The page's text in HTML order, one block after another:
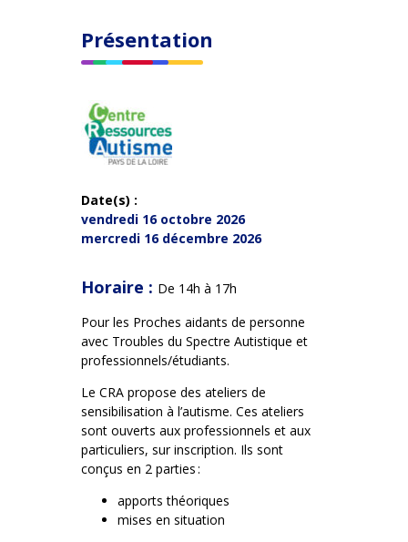
Présentation
Date(s) :
vendredi 16 octobre 2026
mercredi 16 décembre 2026
Horaire : De 14h à 17h
Pour les Proches aidants de personne
avec Troubles du Spectre Autistique et
professionnels/étudiants.
Le CRA propose des ateliers de
sensibilisation à l’autisme. Ces ateliers
sont ouverts aux professionnels et aux
particuliers, sur inscription. Ils sont
conçus en 2 parties :
apports théoriques
mises en situation